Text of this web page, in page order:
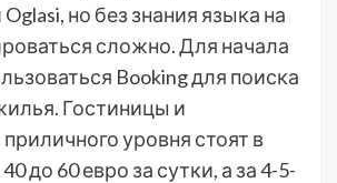
но без знания языка на
сложно. Для начала
Booking для поиска
Гостиницы и
уровня стоят в
до 60 евро за сутки, а за 4-5-